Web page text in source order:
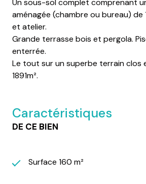
Un sous-sol complet comprenant
aménagée (chambre ou bureau) de
et atelier.
Grande terrasse bois et pergola.
enterrée.
Le tout sur un superbe terrain clos
1891m².
Caractéristiques
DE CE BIEN
Surface 160 m²